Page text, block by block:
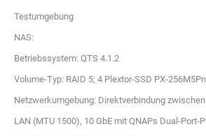
Testumgebung
NAS:
Betriebssystem: QTS 4.1.2
Volume-Typ: RAID 5; 4 Plextor-SSD PX-
Netzwerkumgebung: Direktverbindung zwischen
LAN (MTU 1500), 10 GbE mit QNAPs Dual-Port-